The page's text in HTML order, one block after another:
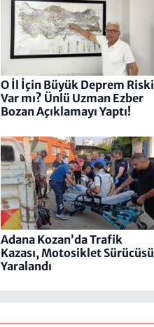
O İl İçin Büyük Deprem Riski
Var mı? Ünlü Uzman Ezber
Bozan Açıklamayı Yaptı!
Adana Kozan’da Trafik
Kazası, Motosiklet Sürücüsü
Yaralandı